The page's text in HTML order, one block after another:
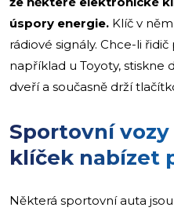
úspory energie. Klíč v
rádiové signály. Chce-li
například u Toyoty, stiskne
dveří a současně drží
Sportovní
klíček nabízet
Některá sportovní auta